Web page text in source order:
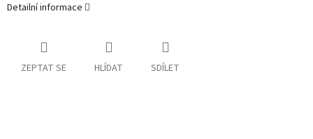
Detailní informace
ZEPTAT SE HLÍDAT SDÍLET